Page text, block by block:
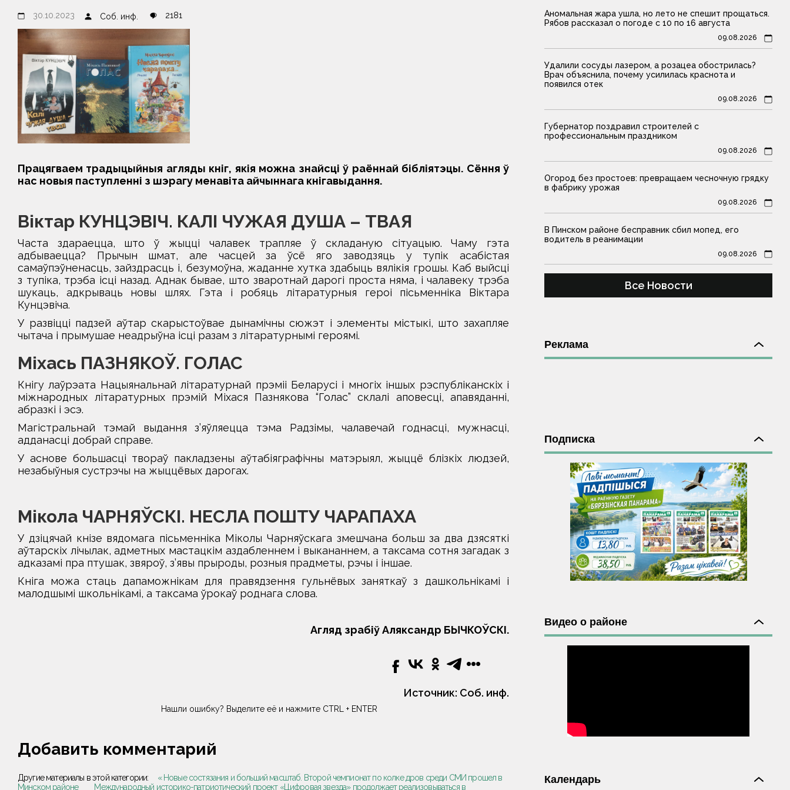
30.10.2023 Соб. инф. 2181
Працягваем традыцыйныя агляды кніг, якія можна знайсці ў раённай бібліятэцы. Сёння ў
нас новыя паступленні з шэрагу менавіта айчыннага кнігавыдання.
Віктар КУНЦЭВІЧ. КАЛІ ЧУЖАЯ ДУША – ТВАЯ
Часта здараецца, што ў жыцці чалавек трапляе ў складаную сітуацыю. Чаму гэта
адбываецца? Прычын шмат, але часцей за ўсё яго заводзяць у тупік асабістая
самаўпэўненасць, зайздрасць і, безумоўна, жаданне хутка здабыць вялікія грошы. Каб выйсці
з тупіка, трэба ісці назад. Аднак бывае, што зваротнай дарогі проста няма, і чалавеку трэба
шукаць, адкрываць новы шлях. Гэта і робяць літаратурныя героі пісьменніка Віктара
Кунцэвіча.
У развіцці падзей аўтар скарыстоўвае дынамічны сюжэт і элементы містыкі, што захапляе
чытача і прымушае неадрыўна ісці разам з літаратурнымі героямі.
Міхась ПАЗНЯКОЎ. ГОЛАС
Кнігу лаўрэата Нацыянальнай літаратурнай прэміі Беларусі і многіх іншых рэспубліканскіх і
міжнародных літаратурных прэмій Міхася Пазнякова “Голас” склалі аповесці, апавяданні,
абразкі і эсэ.
Магістральнай тэмай выдання з’яўляецца тэма Радзімы, чалавечай годнасці, мужнасці,
адданасці добрай справе.
У аснове большасці твораў пакладзены аўтабіяграфічны матэрыял, жыццё блізкіх людзей,
незабыўныя сустрэчы на жыццёвых дарогах.
Мікола ЧАРНЯЎСКІ. НЕСЛА ПОШТУ ЧАРАПАХА
У дзіцячай кнізе вядомага пісьменніка Міколы Чарняўскага змешчана больш за два дзясяткі
аўтарскіх лічылак, адметных мастацкім аздабленнем і выкананнем, а таксама сотня загадак з
адказамі пра птушак, звяроў, з’явы прыроды, розныя прадметы, рэчы і іншае.
Кніга можа стаць дапаможнікам для правядзення гульнёвых заняткаў з дашкольнікамі і
малодшымі школьнікамі, а таксама ўрокаў роднага слова.
Агляд зрабіў Аляксандр БЫЧКОЎСКІ.
Источник: Соб. инф.
Нашли ошибку? Выделите её и нажмите CTRL + ENTER
Добавить комментарий
Другие материалы в этой категории:
« Новые состязания и больший масштаб. Второй чемпионат по колке дров среди СМИ прошел в
Минском районе
Международный историко-патриотический проект «Цифровая звезда» продолжает реализовываться в
Аномальная жара ушла, но лето не спешит прощаться.
Рябов рассказал о погоде с 10 по 16 августа
09.08.2026
Удалили сосуды лазером, а розацеа обострилась?
Врач объяснила, почему усилилась краснота и
появился отек
09.08.2026
Губернатор поздравил строителей с
профессиональным праздником
09.08.2026
Огород без простоев: превращаем чесночную грядку
в фабрику урожая
09.08.2026
В Пинском районе бесправник сбил мопед, его
водитель в реанимации
09.08.2026
Все Новости
Реклама
Подписка
Видео о районе
Календарь